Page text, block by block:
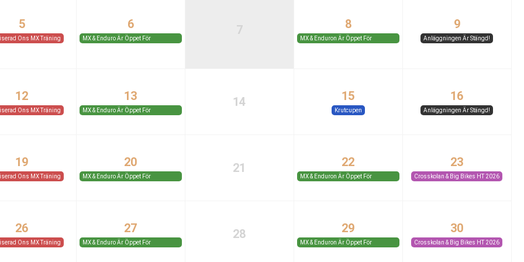
5
Ons MX Träning
6
MX & Enduro Är Öppet För
7 8
MX & Enduron Är Öppet För
9
Anläggningen Är Stängd!
12
Ons MX Träning
13
MX & Enduro Är Öppet För
14 15
Krutcupen
16
Anläggningen Är Stängd!
19
Ons MX Träning
20
MX & Enduro Är Öppet För
21 22
MX & Enduron Är Öppet För
23
Crosskolan & Big Bikes HT 2026
26
Ons MX Träning
27
MX & Enduro Är Öppet För
28 29
MX & Enduron Är Öppet För
30
Crosskolan & Big Bikes HT 2026